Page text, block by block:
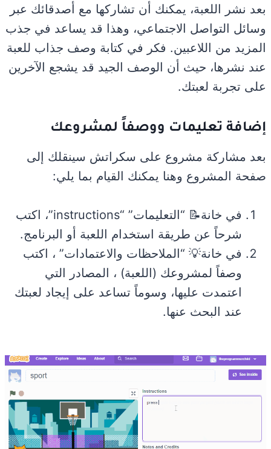
بعد نشر اللعبة، يمكنك أن تشاركها مع أصدقائك عبر
وسائل التواصل الاجتماعي، وهذا قد يساعد في جذب
المزيد من اللاعبين. فكر في كتابة وصف جذاب للعبة
عند نشرها، حيث أن الوصف الجيد قد يشجع الآخرين
على تجربة لعبتك.
إضافة تعليمات ووصفاً لمشروعك
بعد مشاركة مشروع على سكراتش سينقلك إلى
صفحة المشروع وهنا يمكنك القيام بما يلي:
في خانة📝 “التعليمات” “instructions”، اكتب
شرحاً عن طريقة استخدام اللعبة أو البرنامج.
في خانة💡 “الملاحظات والاعتمادات” ، اكتب
وصفاً لمشروعك (اللعبة) ، المصادر التي
اعتمدت عليها، وسوماً تساعد على إيجاد لعبتك
عند البحث عنها.